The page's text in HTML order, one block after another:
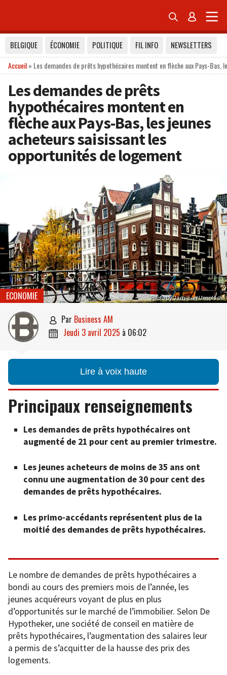
 
BELGIQUE ÉCONOMIE POLITIQUE FIL INFO
NEWSLETTERS
Accueil» Les demandes de prêts hypothécaires montent en flèche aux Pays-
Les demandes de prêts
hypothécaires montent en
flèche aux Pays-Bas, les jeunes
acheteurs saisissant les
opportunités de logement
Photo by Jamie on Unsplash
ECONOMIE
 par Business AM
 jeudi 3 avril 2025 à 06:02
Lire à voix haute
Principaux renseignements
Les demandes de prêts hypothécaires ont
augmenté de 21 pour cent au premier trimestre.
Les jeunes acheteurs de moins de 35 ans ont
connu une augmentation de 30 pour cent des
demandes de prêts hypothécaires.
Les primo-accédants représentent plus de la
moitié des demandes de prêts hypothécaires.
Le nombre de demandes de prêts hypothécaires a
bondi au cours des premiers mois de l’année, les
jeunes acquéreurs voyant de plus en plus
d’opportunités sur le marché de l’immobilier. Selon De
Hypotheker, une société de conseil en matière de
prêts hypothécaires, l’augmentation des salaires leur
a permis de s’acquitter de la hausse des prix des
logements.